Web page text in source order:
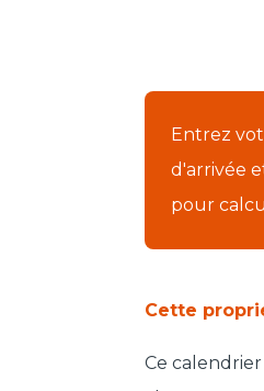
Entrez
d'arrivée
pour
Cette
Ce